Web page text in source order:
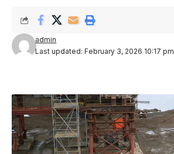
Last updated: February 3, 2026 10:17 pm
admin